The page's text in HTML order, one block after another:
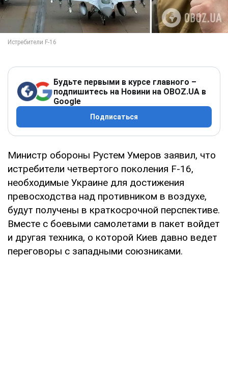
Будьте первыми в курсе главного –
подпишитесь на Новини на OBOZ.UA в
Google
Подписаться
Министр обороны Рустем Умеров заявил, что
истребители четвертого поколения F-16,
необходимые Украине для достижения
превосходства над противником в воздухе,
будут получены в краткосрочной перспективе.
Вместе с боевыми самолетами в пакет войдет
и другая техника, о которой Киев давно ведет
переговоры с западными союзниками.